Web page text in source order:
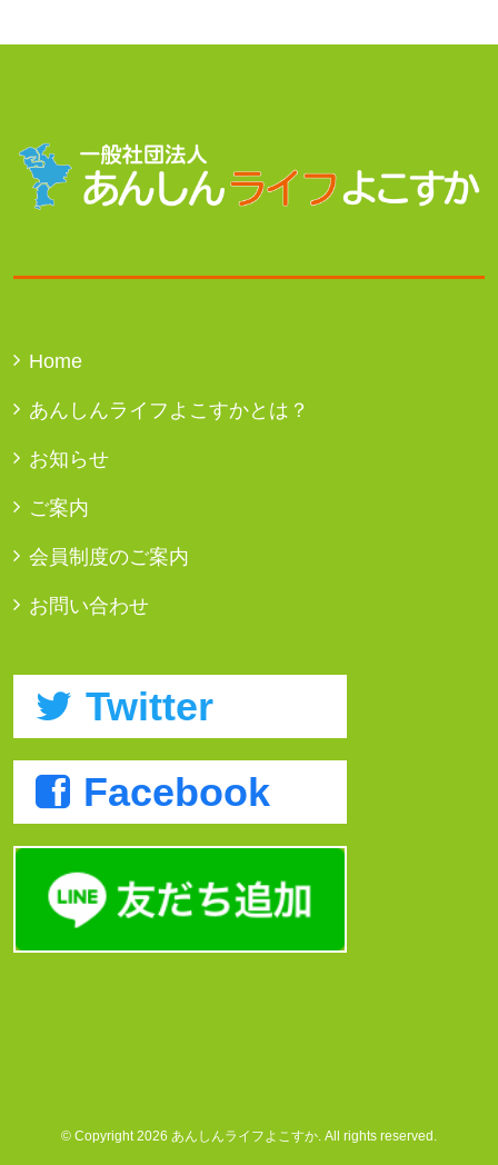
Home
あんしんライフよこすかとは？
お知らせ
ご案内
会員制度のご案内
お問い合わせ
Twitter
Facebook
© Copyright 2026 あんしんライフよこすか. All rights reserved.